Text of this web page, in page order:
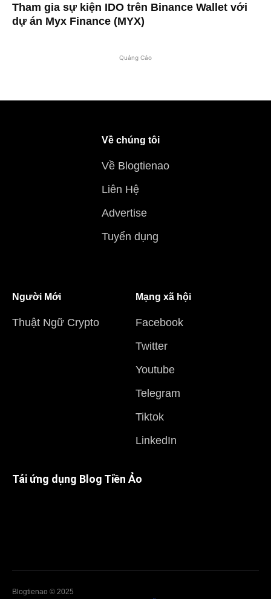
Tham gia sự kiện IDO trên Binance Wallet với
dự án Myx Finance (MYX)
Quảng Cáo
Về chúng tôi
Về Blogtienao
Liên Hệ
Advertise
Tuyển dụng
Người Mới
Thuật Ngữ Crypto
Mạng xã hội
Facebook
Twitter
Youtube
Telegram
Tiktok
LinkedIn
Tải ứng dụng Blog Tiền Ảo
Blogtienao © 2025